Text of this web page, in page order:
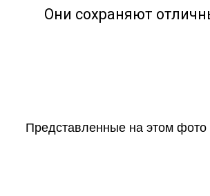
Они сохраняют
Представленные на этом